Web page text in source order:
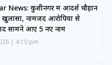
News: कुशीनगर में आदर्श चौहान
खुलासा, नामजद आरोपियों से
सामने आए 5 नए नाम
4:10 pm